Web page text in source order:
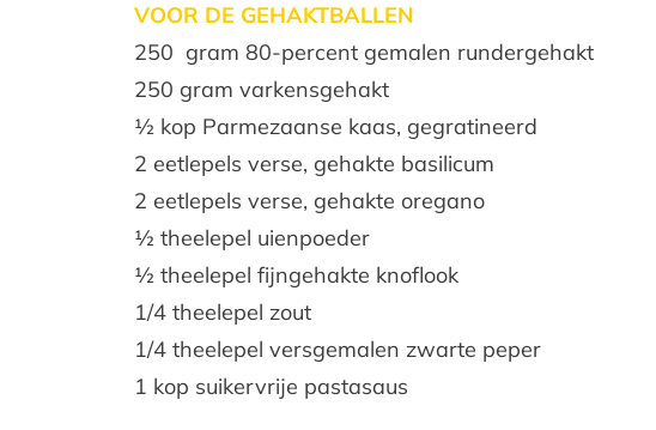
VOOR DE GEHAKTBALLEN
250 gram 80-percent gemalen rundergehakt
250 gram varkensgehakt
1⁄2 kop Parmezaanse kaas, gegratineerd
2 eetlepels verse, gehakte basilicum
2 eetlepels verse, gehakte oregano
1⁄2 theelepel uienpoeder
1⁄2 theelepel fijngehakte knoflook
1/4 theelepel zout
1/4 theelepel versgemalen zwarte peper
1 kop suikervrije pastasaus